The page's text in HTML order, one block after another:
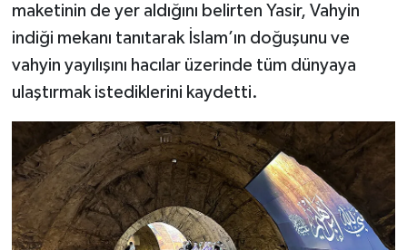
maketinin de yer aldığını belirten Yasir, Vahyin
indiği mekanı tanıtarak İslam’ın doğuşunu ve
vahyin yayılışını hacılar üzerinde tüm dünyaya
ulaştırmak istediklerini kaydetti.
Osmaniye Müftülüğü
Rize Müftülüğü
Sakarya Müftülüğü
Samsun Müftülüğü
Siirt Müftülüğü
Sinop Müftülüğü